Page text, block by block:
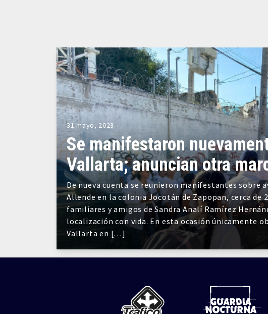
31 mayo, 2023
Se manifestaron
Vallarta; anuncian otra
De nueva cuenta se reunieron manifestantes sobre
Allende en la colonia Jocotán de Zapopan, cerca de
familiares y amigos de Sandra Analí Ramírez
localización con vida. En esta ocasión únicamente
Vallarta en […]